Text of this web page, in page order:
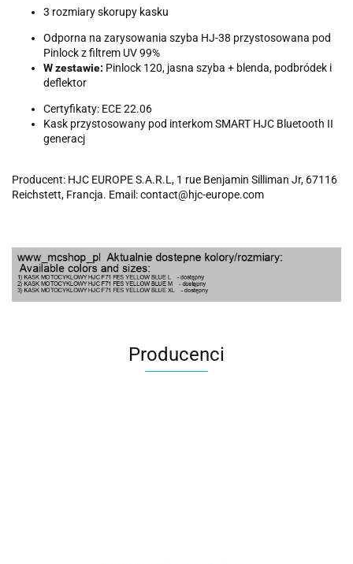
3 rozmiary skorupy kasku
Odporna na zarysowania szyba HJ-38 przystosowana pod
Pinlock z filtrem UV 99%
W zestawie: Pinlock 120, jasna szyba + blenda, podbródek i
deflektor
Certyfikaty: ECE 22.06
Kask przystosowany pod interkom SMART HJC Bluetooth II
generacj
Producent: HJC EUROPE S.A.R.L, 1 rue Benjamin Silliman Jr, 67116
Reichstett, Francja. Email: contact@hjc-europe.com
Producenci